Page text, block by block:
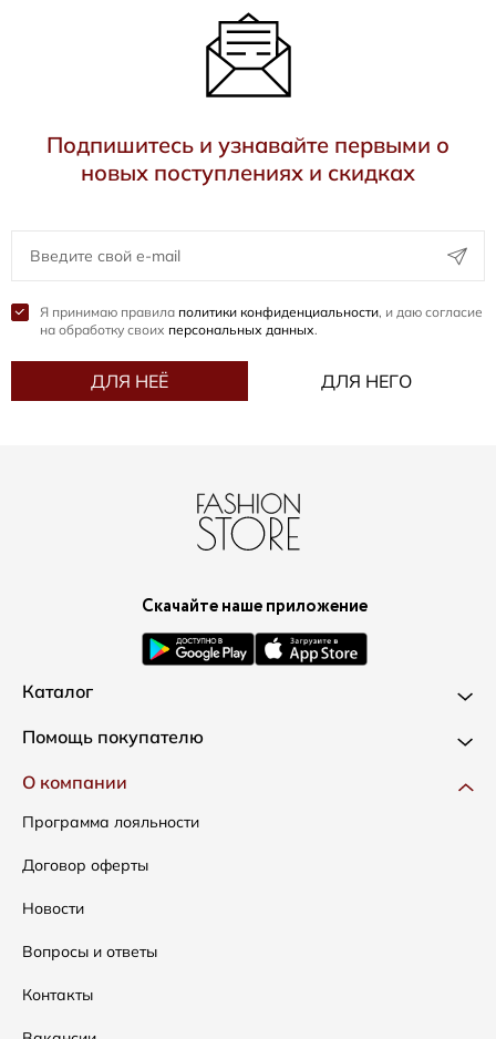
Подпишитесь и узнавайте первыми о
новых поступлениях и скидках
Я принимаю правила политики конфиденциальности, и даю согласие
на обработку своих персональных данных.
ДЛЯ НЕЁ ДЛЯ НЕГО
Скачайте наше приложение
Каталог
Новинки
Одежда
Сумки
Аксессуары
Распродажа
Подарочные сертификаты
Помощь покупателю
Доставка и оплата
Как оформить заказ
Условия возвратов
Таблица размеров
Уход за одеждой
О компании
Программа лояльности
Договор оферты
Новости
Вопросы и ответы
Контакты